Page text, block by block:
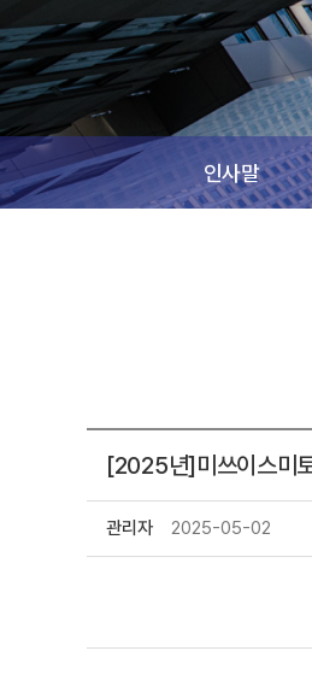
인사말
[2025년]미쓰이스미
관리자 2025-05-02